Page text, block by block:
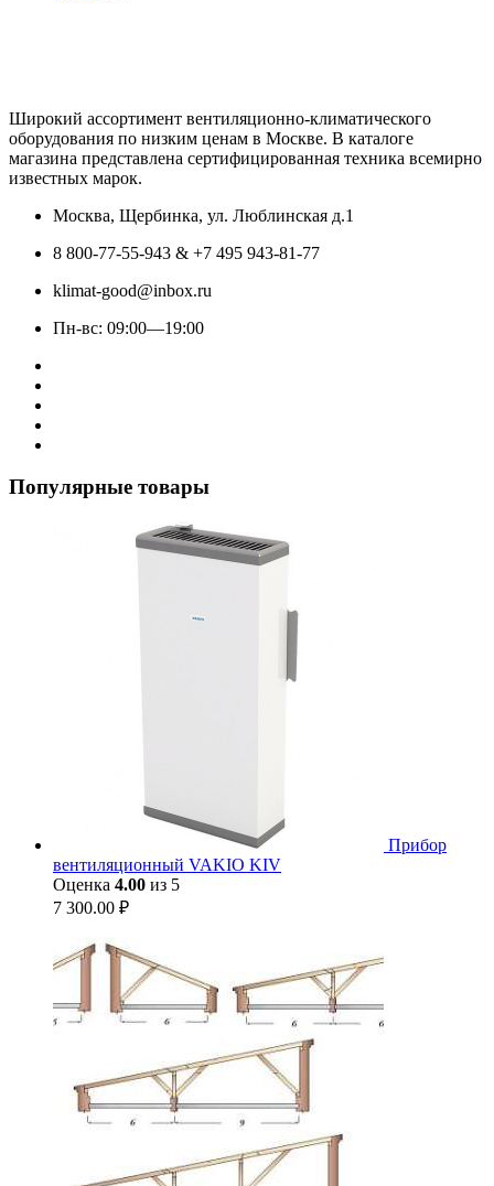
Широкий ассортимент вентиляционно-климатического
оборудования по низким ценам в Москве. В каталоге
магазина представлена сертифицированная техника всемирно
известных марок.
Москва, Щербинка, ул. Люблинская д.1
8 800-77-55-943 & +7 495 943-81-77
klimat-good@inbox.ru
Пн-вс: 09:00—19:00
Популярные товары
Прибор
вентиляционный VAKIO KIV
Оценка 4.00 из 5
7 300.00 ₽